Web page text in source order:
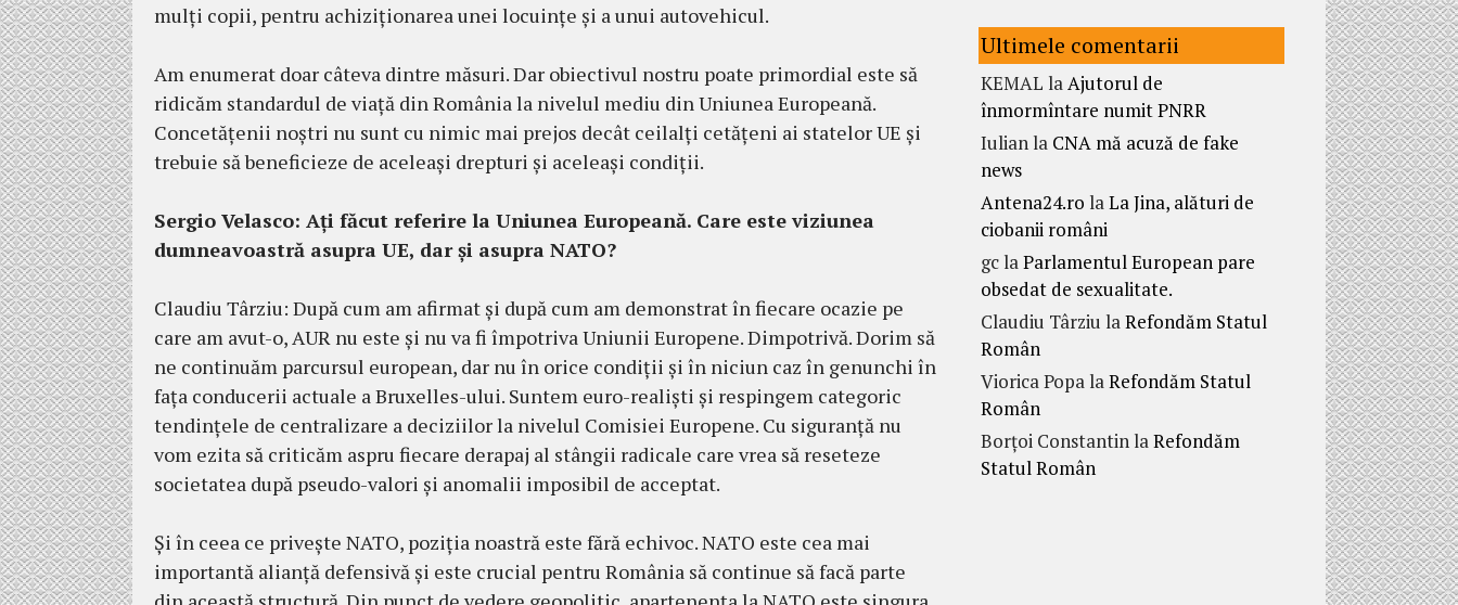
mulți copii, pentru achiziționarea unei locuințe și a unui autovehicul.
Am enumerat doar câteva dintre măsuri. Dar obiectivul nostru poate primordial este să
ridicăm standardul de viață din România la nivelul mediu din Uniunea Europeană.
Concetățenii noștri nu sunt cu nimic mai prejos decât ceilalți cetățeni ai statelor UE și
trebuie să beneficieze de aceleași drepturi și aceleași condiții.
Sergio Velasco: Ați făcut referire la Uniunea Europeană. Care este viziunea
dumneavoastră asupra UE, dar și asupra NATO?
Claudiu Târziu: După cum am afirmat și după cum am demonstrat în fiecare ocazie pe
care am avut-o, AUR nu este și nu va fi împotriva Uniunii Europene. Dimpotrivă. Dorim să
ne continuăm parcursul european, dar nu în orice condiții și în niciun caz în genunchi în
fața conducerii actuale a Bruxelles-ului. Suntem euro-realiști și respingem categoric
tendințele de centralizare a deciziilor la nivelul Comisiei Europene. Cu siguranță nu
vom ezita să criticăm aspru fiecare derapaj al stângii radicale care vrea să reseteze
societatea după pseudo-valori și anomalii imposibil de acceptat.
Și în ceea ce privește NATO, poziția noastră este fără echivoc. NATO este cea mai
importantă alianță defensivă și este crucial pentru România să continue să facă parte
Ultimele comentarii
KEMAL laAjutorul de
înmormîntare numit PNRR
Iulianla CNA mă acuză de fake
news
Antena24.ro laLa Jina, alături de
ciobanii români
gclaParlamentul European pare
obsedat de sexualitate.
Claudiu Târziu laRefondăm Statul
Român
Viorica PopalaRefondăm Statul
Român
Borțoi ConstantinlaRefondăm
Statul Român